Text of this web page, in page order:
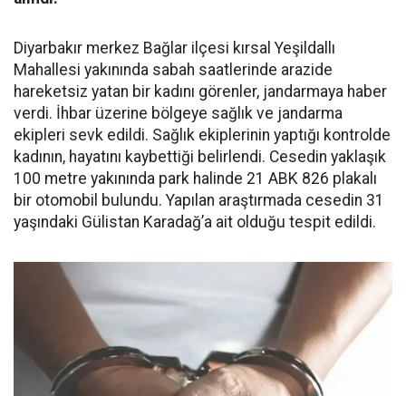
Diyarbakır merkez Bağlar ilçesi kırsal Yeşildallı
Mahallesi yakınında sabah saatlerinde arazide
hareketsiz yatan bir kadını görenler, jandarmaya haber
verdi. İhbar üzerine bölgeye sağlık ve jandarma
ekipleri sevk edildi. Sağlık ekiplerinin yaptığı kontrolde
kadının, hayatını kaybettiği belirlendi. Cesedin yaklaşık
100 metre yakınında park halinde 21 ABK 826 plakalı
bir otomobil bulundu. Yapılan araştırmada cesedin 31
yaşındaki Gülistan Karadağ’a ait olduğu tespit edildi.